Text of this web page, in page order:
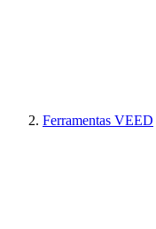
Ferramentas VEED